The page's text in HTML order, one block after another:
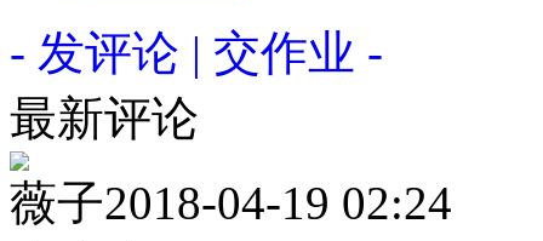
- 发评论 | 交作业 -
最新评论
薇子2018-04-19 02:24